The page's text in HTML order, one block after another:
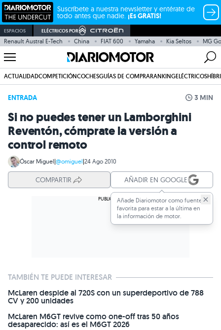
Suscríbete a nuestra newsletter y entérate de
todo antes que nadie. ¡Es GRATIS!
ESPACIOS ELÉCTRICOS POR
Renault Austral E-Tech China FIAT 600 Yamaha Kia Seltos MG Go
ACTUALIDADCOMPETICIÓNCOCHESGUÍAS DE COMPRARANKINGELÉCTRICOS
ENTRADA 3 MIN
Si no puedes tener un Lamborghini
Reventón, cómprate la versión a
control remoto
Óscar Miguel|@omiguel|24 Ago 2010
COMPARTIR AÑADIR EN GOOGLE
Añade Diariomotor como fuente
favorita para estar a la última en
la información de motor.
TAMBIÉN TE PUEDE INTERESAR
McLaren despide al 720S con un superdeportivo de 788
CV y 200 unidades
McLaren M6GT revive como one-off tras 50 años
desaparecido: así es el M6GT 2026